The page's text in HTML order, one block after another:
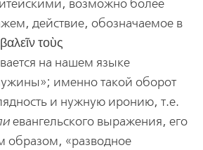
возможно более
действие, обозначаемое в
τοὺς
на нашем языке
именно такой оборот
и нужную иронию, т.е.
евангельского выражения, его
«разводное